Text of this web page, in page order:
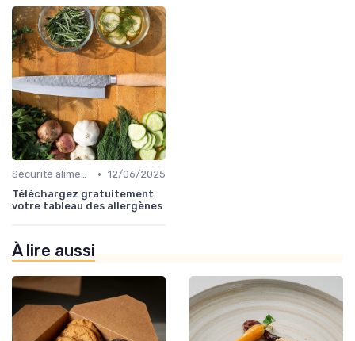
Sécurité alimentaire • 12/06/2025
Téléchargez gratuitement
votre tableau des allergènes
À lire aussi